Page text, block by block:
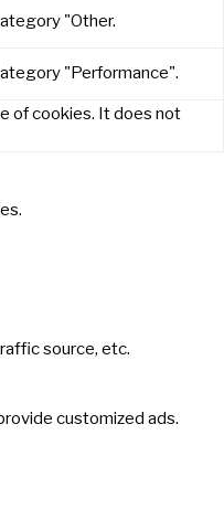
"Other.
"Performance".
of cookies. It does not
source, etc.
customized ads.